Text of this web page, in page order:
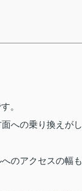
。
への乗り換えがし
のアクセスの幅も